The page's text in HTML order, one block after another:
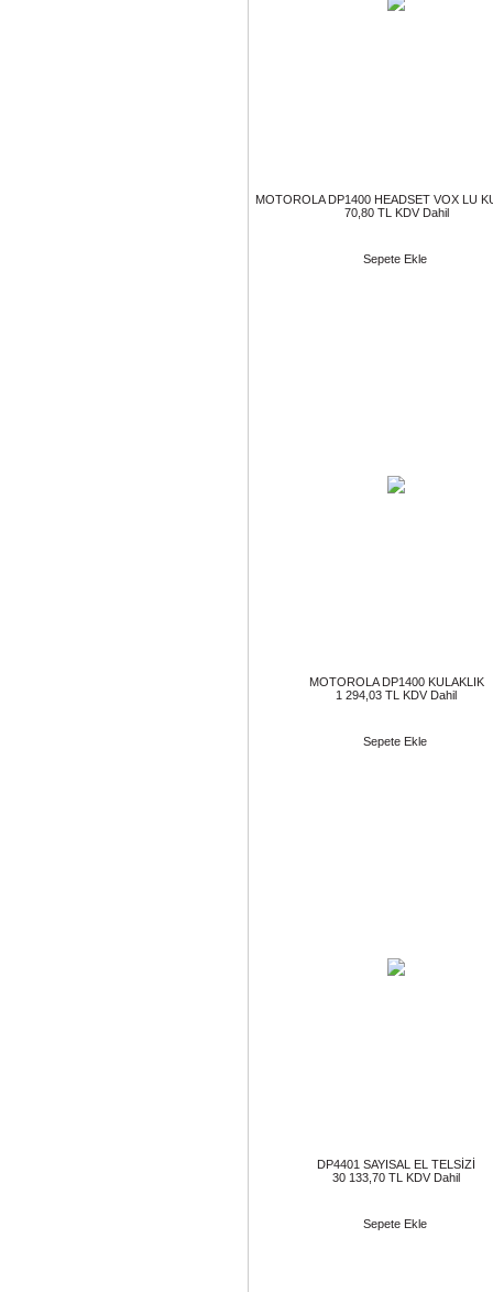
MOTOROLA DP1400 HEADSET VOX LU
70,80 TL KDV Dahil
Sepete Ekle
MOTOROLA DP1400 KULAKLIK
1 294,03 TL KDV Dahil
Sepete Ekle
DP4401 SAYISAL EL TELSİZİ
30 133,70 TL KDV Dahil
Sepete Ekle